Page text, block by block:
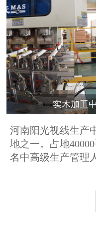
实木加工
河南阳光视线生产
地之一。占地
名中高级生产管理